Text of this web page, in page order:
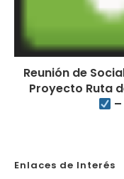
Reunión de
Proyecto Ruta
Enlaces de Interés